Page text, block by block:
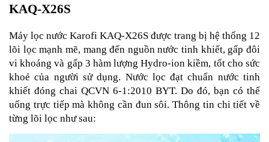
KAQ-X26S
Máy lọc nước Karofi KAQ-X26S được trang bị hệ thống 12
lõi lọc mạnh mẽ, mang đến nguồn nước tinh khiết, gấp đôi
vi khoáng và gấp 3 hàm lượng Hydro-ion kiềm, tốt cho sức
khoẻ của người sử dụng. Nước lọc đạt chuẩn nước tinh
khiết đóng chai QCVN 6-1:2010 BYT. Do đó, bạn có thể
uống trực tiếp mà không cần đun sôi. Thông tin chi tiết về
từng lõi lọc như sau: